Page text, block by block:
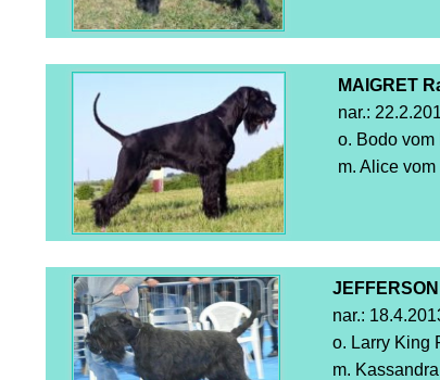
MAIGRET
nar.:
o. Bodo vom
m. Alice
nar.:
o. Larry King
m.